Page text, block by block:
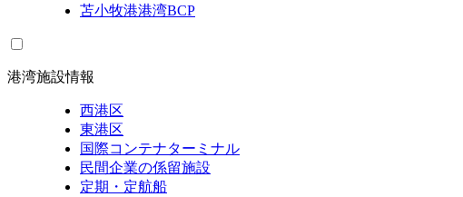
苫小牧港港湾BCP
港湾施設情報
西港区
東港区
国際コンテナターミナル
民間企業の係留施設
定期・定航船